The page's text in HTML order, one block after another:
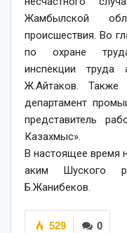
Жамбылской
происшествия. Во
по охране
инспекции труда
Ж.Айтаков.
департамент
представитель
Казахмыс».
В настоящее время
аким Шуского
Б.Жанибеков.
0
529